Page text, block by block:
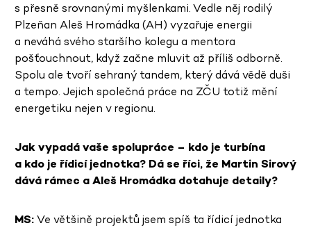
s přesně srovnanými myšlenkami. Vedle něj rodilý
Plzeňan Aleš Hromádka (AH) vyzařuje energii
a neváhá svého staršího kolegu a mentora
pošťouchnout, když začne mluvit až příliš odborně.
Spolu ale tvoří sehraný tandem, který dává vědě duši
a tempo. Jejich společná práce na ZČU totiž mění
energetiku nejen v regionu.
Jak vypadá vaše spolupráce – kdo je turbína
a kdo je řídicí jednotka? Dá se říci, že Martin Sirový
dává rámec a Aleš Hromádka dotahuje detaily?
MS:Ve většině projektů jsem spíš ta řídicí jednotka